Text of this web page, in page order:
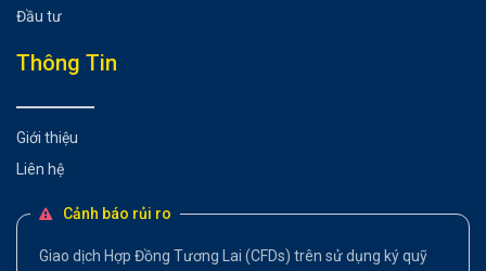
Đầu tư
Thông Tin
Giới thiệu
Liên hệ
Cảnh báo rủi ro
Giao dịch Hợp Đồng Tương Lai (CFDs) trên sử dụng ký quỹ